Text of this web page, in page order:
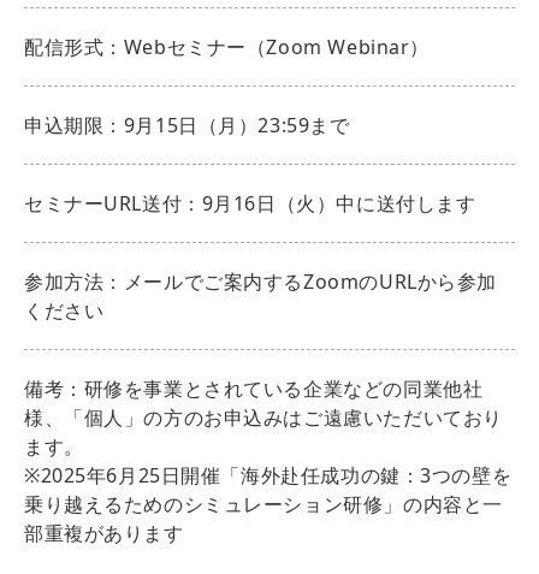
配信形式：Webセミナー（Zoom Webinar）
申込期限：9月15日（月）23:59まで
セミナーURL送付：9月16日（火）中に送付します
参加方法：メールでご案内するZoomのURLから参加
ください
備考：研修を事業とされている企業などの同業他社
様、「個人」の方のお申込みはご遠慮いただいており
ます。
※2025年6月25日開催「海外赴任成功の鍵：3つの壁を
乗り越えるためのシミュレーション研修」の内容と一
部重複があります